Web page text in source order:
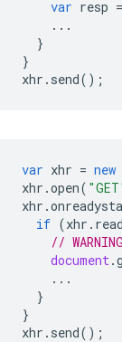
var resp =
...
}
}
xhr . send();
var xhr = new
xhr .open(
xhr .
if (xhr .
//
document.
...
}
}
xhr . send();